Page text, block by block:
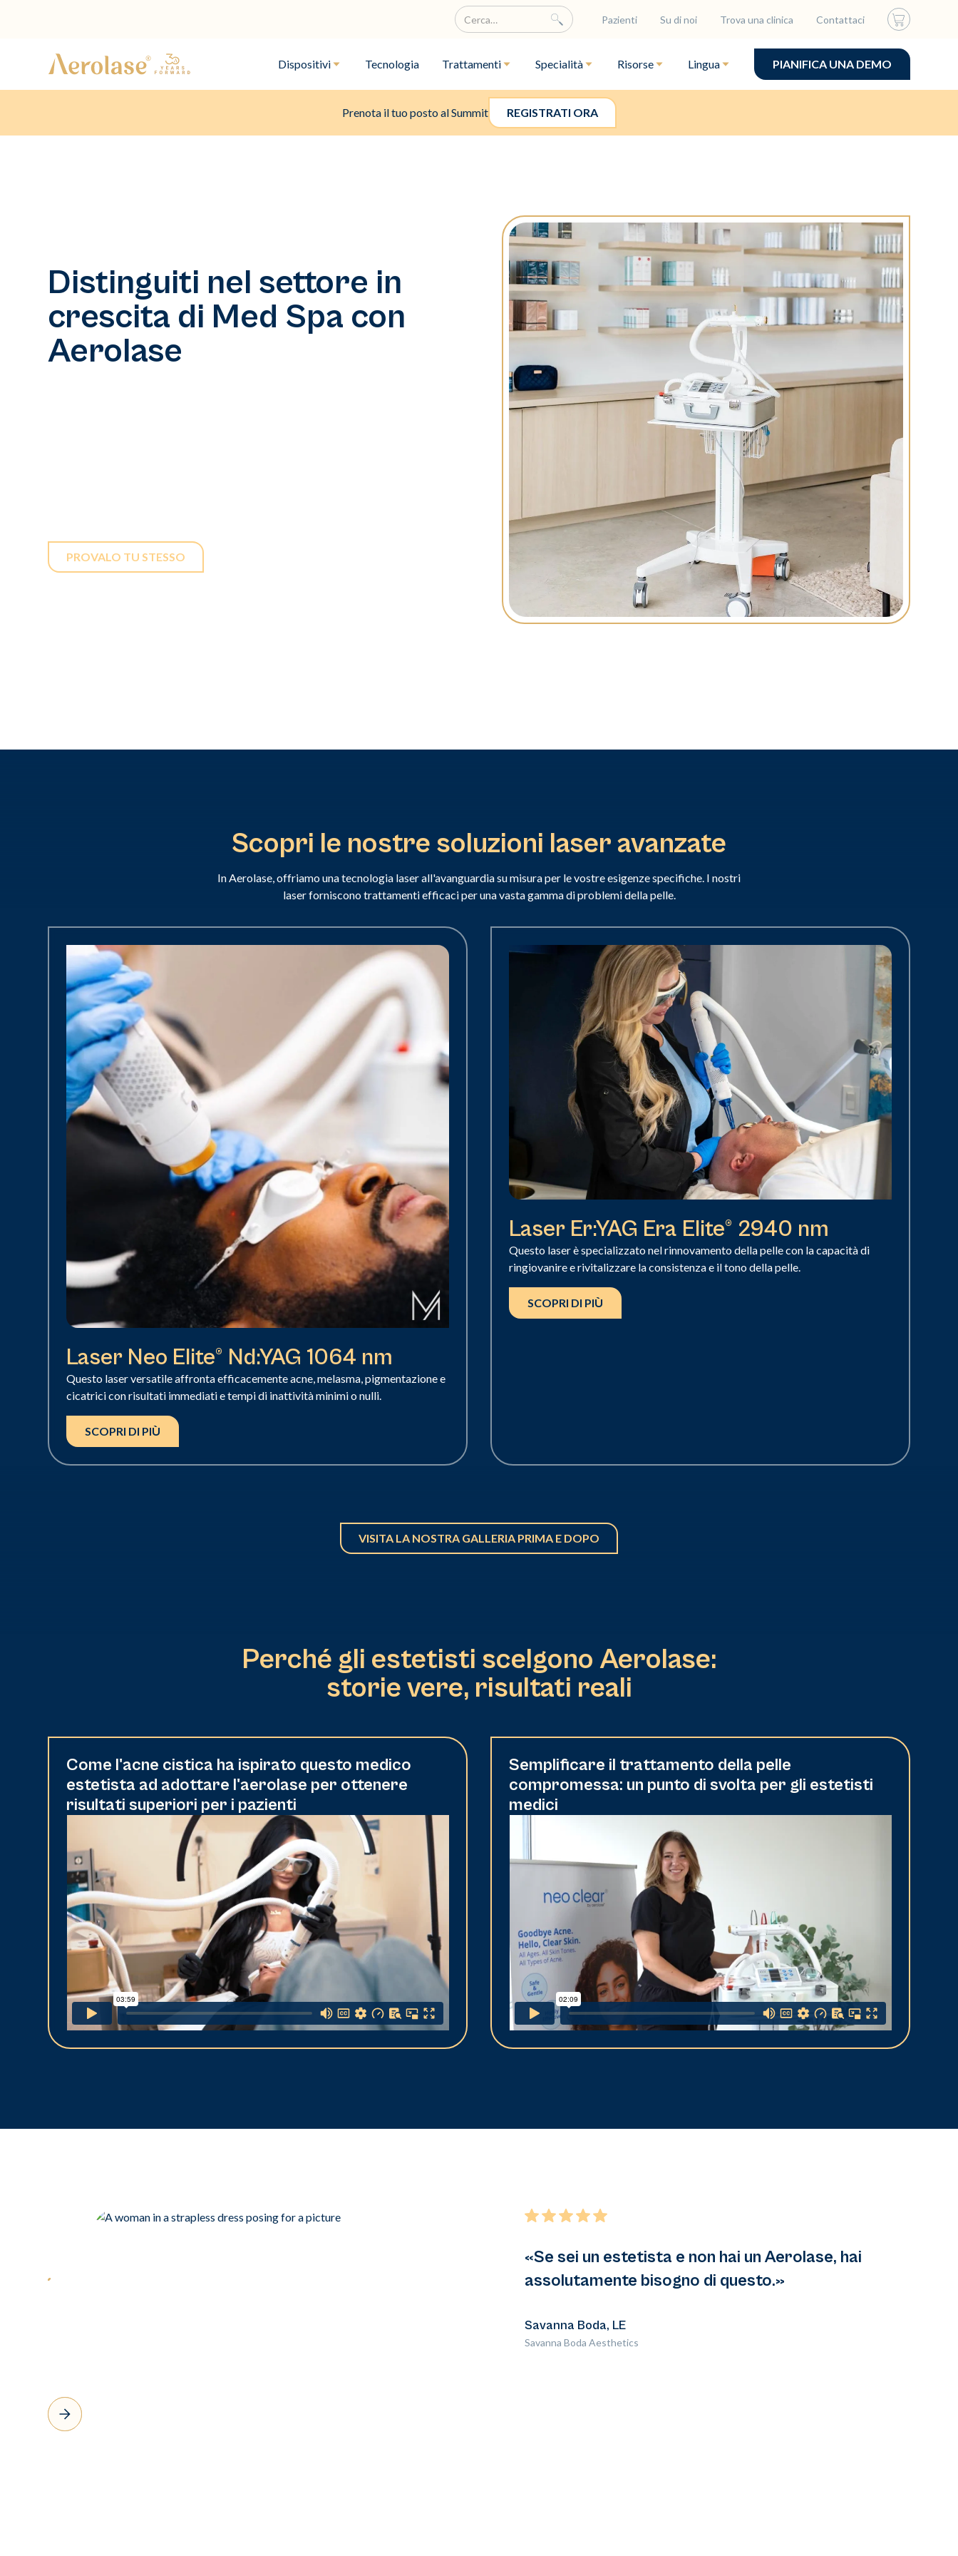
Pazienti Su di noi Trova una clinica Contattaci
Dispositivi Tecnologia Trattamenti Specialità Risorse Lingua PIANIFICA UNA DEMO
Prenota il tuo posto al Summit REGISTRATI ORA
Distinguiti nel settore in
crescita di Med Spa con
Aerolase
PROVALO TU STESSO
Scopri le nostre soluzioni laser avanzate
In Aerolase, offriamo una tecnologia laser all'avanguardia su misura per le vostre esigenze specifiche. I nostri
laser forniscono trattamenti efficaci per una vasta gamma di problemi della pelle.
Laser Neo Elite® Nd:YAG 1064 nm
Questo laser versatile affronta efficacemente acne, melasma, pigmentazione e
cicatrici con risultati immediati e tempi di inattività minimi o nulli.
SCOPRI DI PIÙ
Laser Er:YAG Era Elite® 2940 nm
Questo laser è specializzato nel rinnovamento della pelle con la capacità di
ringiovanire e rivitalizzare la consistenza e il tono della pelle.
SCOPRI DI PIÙ
VISITA LA NOSTRA GALLERIA PRIMA E DOPO
Perché gli estetisti scelgono Aerolase:
storie vere, risultati reali
Come l'acne cistica ha ispirato questo medico
estetista ad adottare l'aerolase per ottenere
risultati superiori per i pazienti
Semplificare il trattamento della pelle
compromessa: un punto di svolta per gli estetisti
medici
«Se sei un estetista e non hai un Aerolase, hai
assolutamente bisogno di questo.»
Savanna Boda, LE
Savanna Boda Aesthetics